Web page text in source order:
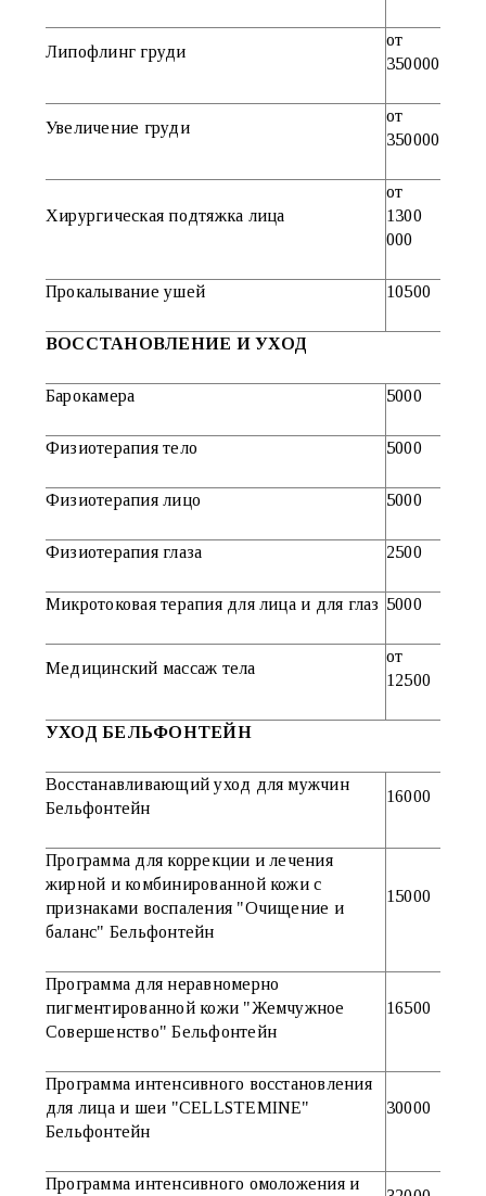
Липофлинг груди
от
350000
Увеличение груди
от
350000
Хирургическая подтяжка лица
от
1300
000
Прокалывание ушей 10500
ВОССТАНОВЛЕНИЕ И УХОД
Барокамера 5000
Физиотерапия тело 5000
Физиотерапия лицо 5000
Физиотерапия глаза 2500
Микротоковая терапия для лица и для глаз 5000
Медицинский массаж тела
от
12500
УХОД БЕЛЬФОНТЕЙН
Восстанавливающий уход для мужчин
Бельфонтейн
16000
Программа для коррекции и лечения
жирной и комбинированной кожи с
признаками воспаления "Очищение и
баланс" Бельфонтейн
15000
Программа для неравномерно
пигментированной кожи "Жемчужное
Совершенство" Бельфонтейн
16500
Программа интенсивного восстановления
для лица и шеи "CELLSTEMINE"
Бельфонтейн
30000
Программа интенсивного омоложения и